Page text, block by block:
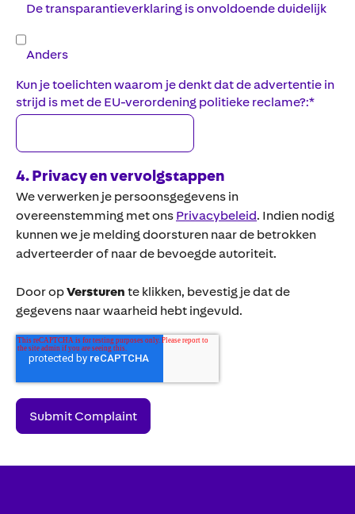
De transparantieverklaring is onvoldoende duidelijk
Anders
Kun je toelichten waarom je denkt dat de advertentie in
strijd is met de EU-verordening politieke reclame?:*
4. Privacy en vervolgstappen
We verwerken je persoonsgegevens in
overeenstemming met ons Privacybeleid. Indien nodig
kunnen we je melding doorsturen naar de betrokken
adverteerder of naar de bevoegde autoriteit.
Door opVersturen te klikken, bevestig je dat de
gegevens naar waarheid hebt ingevuld.